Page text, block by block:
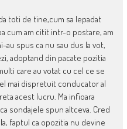
toti de tine,cum sa lepadat
cum am citit intr-o postare, am
spus ca nu sau dus la vot,
adoptand din pacate pozitia
care au votat cu cel ce se
mai dispretuit conducator al
acest lucru. Ma infioara
sondajele spun altceva. Cred
faptul ca opozitia nu devine